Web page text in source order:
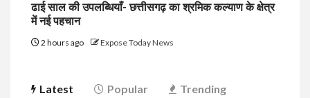
ढाई साल की उपलब्धियाँ- छत्तीसगढ़ का श्रमिक कल्याण के क्षेत्र
में नई पहचान
2 hours ago Expose Today News
Latest Popular Trending